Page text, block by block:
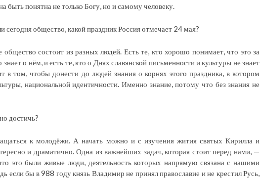
быть понятна не только Богу, но и самому человеку.
сегодня общество, какой праздник Россия отмечает 24 мая?
состоит из разных людей. Есть те, кто хорошо понимает, что это за
знает о нём, и есть те, кто о Днях славянской письменности и культуры не знает
в том, чтобы донести до людей знания о корнях этого праздника, в котором
национальной идентичности. Именно знание, потому что без знания не
достичь?
к молодёжи. А начать можно и с изучения жития святых Кирилла и
и драматично. Одна из важнейших задач, которая стоит перед нами, —
это были живые люди, деятельность которых напрямую связана с нашими
если бы в 988 году князь Владимир не принял православие и не крестил Русь,